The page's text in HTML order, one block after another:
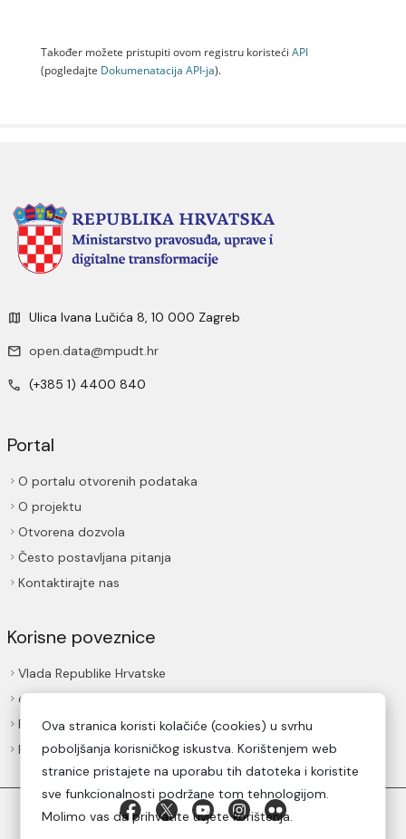
Također možete pristupiti ovom registru koristeći API
(pogledajte Dokumenаtаcijа API-jа).